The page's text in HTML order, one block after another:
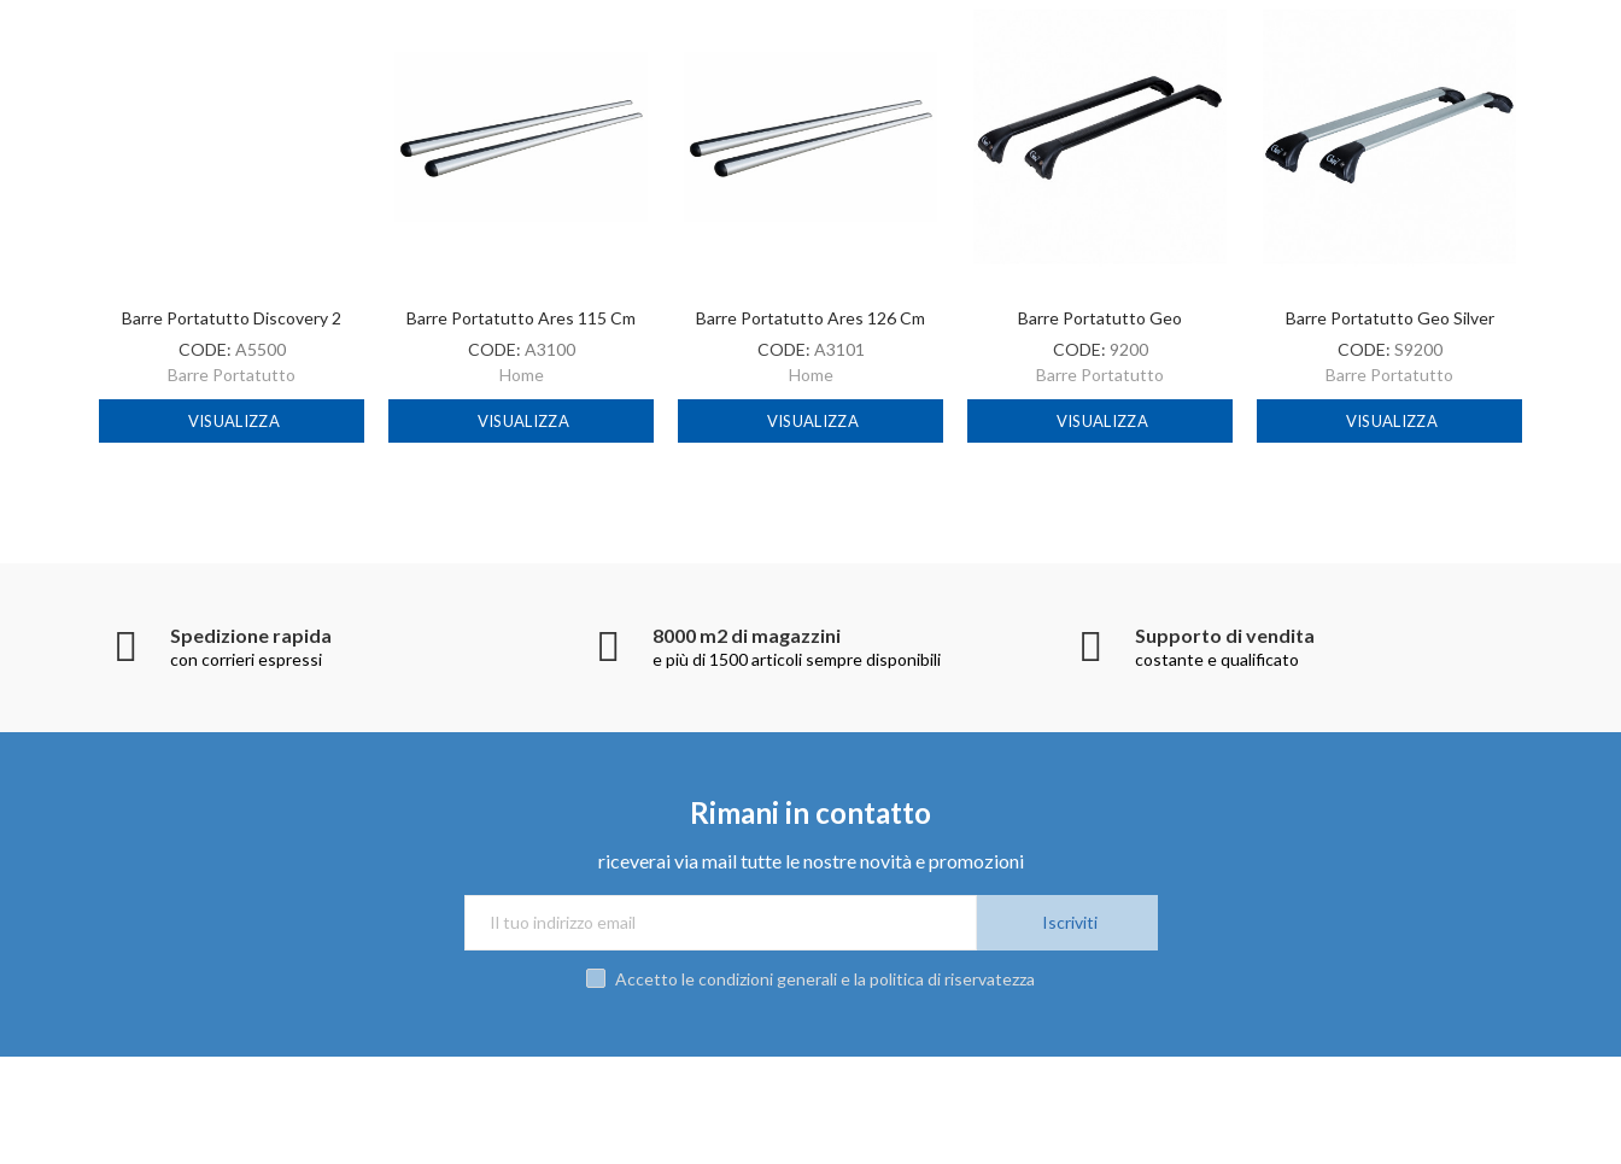
Barre Portatutto Discovery 2
CODE: A5500
Barre Portatutto
VISUALIZZA
Barre Portatutto Ares 115 Cm
CODE: A3100
Home
VISUALIZZA
Barre Portatutto Ares 126 Cm
CODE: A3101
Home
VISUALIZZA
Barre Portatutto Geo
CODE: 9200
Barre Portatutto
VISUALIZZA
Barre Portatutto Geo Silver
CODE: S9200
Barre Portatutto
VISUALIZZA
Spedizione rapida
con corrieri espressi
8000 m2 di magazzini
e più di 1500 articoli sempre disponibili
Supporto di vendita
costante e qualificato
Rimani in contatto
riceverai via mail tutte le nostre novità e promozioni
Iscriviti
Accetto le condizioni generali e la politica di riservatezza